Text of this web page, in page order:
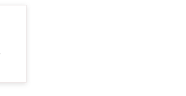
最合适底部模式